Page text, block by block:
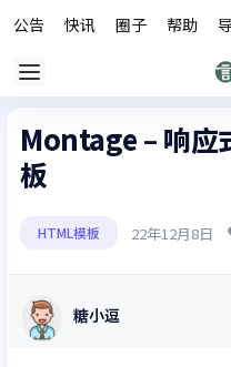
公告 快讯 圈子 帮助
Montage – 响应
板
HTML模板 22年12月8日
糖小逗